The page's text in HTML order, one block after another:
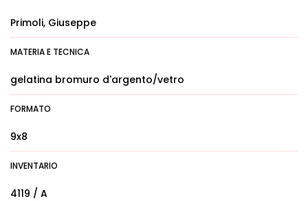
Primoli, Giuseppe
MATERIA E TECNICA
gelatina bromuro d'argento/vetro
FORMATO
9x8
INVENTARIO
4119 / A